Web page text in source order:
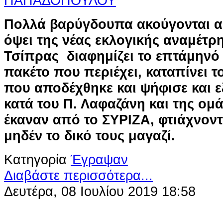
Πολλά βαρύγδουπα ακούγονται
όψει της νέας εκλογικής
Τσίπρας διαφημίζει το
πακέτο που περιέχει, καταπίνει
που αποδέχθηκε και ψήφισε και
κατά του Π. Λαφαζάνη και της
έκαναν από το ΣΥΡΙΖΑ,
μηδέν το δικό τους μαγαζί.
Κατηγορία Έγραψαν
Διαβάστε περισσότερα...
Δευτέρα, 08 Ιουλίου 2019 18:58